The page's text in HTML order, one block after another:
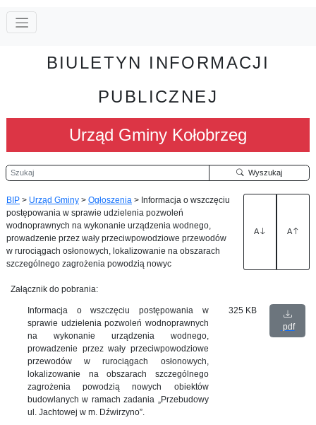
BIULETYN INFORMACJI
PUBLICZNEJ
Urząd Gminy Kołobrzeg
Szukaj Wyszukaj
BIP > Urząd Gminy > Ogłoszenia > Informacja o wszczęciu
postępowania w sprawie udzielenia pozwoleń
wodnoprawnych na wykonanie urządzenia wodnego,
prowadzenie przez wały przeciwpowodziowe przewodów
w rurociągach osłonowych, lokalizowanie na obszarach
szczególnego zagrożenia powodzią nowyc
A A
Załącznik do pobrania:
Informacja o wszczęciu postępowania w
sprawie udzielenia pozwoleń wodnoprawnych
na wykonanie urządzenia wodnego,
prowadzenie przez wały przeciwpowodziowe
przewodów w rurociągach osłonowych,
lokalizowanie na obszarach szczególnego
zagrożenia powodzią nowych obiektów
budowlanych w ramach zadania „Przebudowy
ul. Jachtowej w m. Dźwirzyno”.
325 KB
pdf